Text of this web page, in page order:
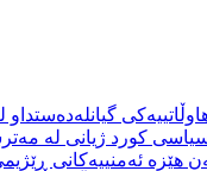
کورد ژیانی لە
ئەمنییەکانی